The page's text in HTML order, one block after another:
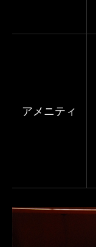
アメニティ